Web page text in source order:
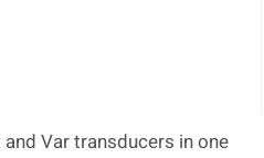
Var transducers in one